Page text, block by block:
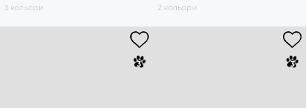
3 кольори
2 кольори